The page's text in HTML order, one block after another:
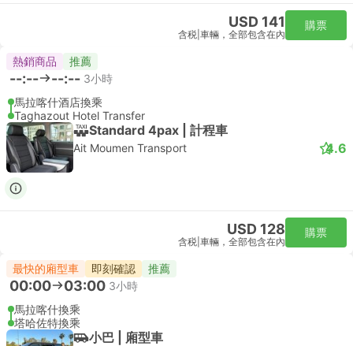
USD 141
含税 車輛，全部包含在內
購票
熱銷商品 推薦
--:-- --:-- 3小時
馬拉喀什酒店換乘
Taghazout Hotel Transfer
Standard 4pax | 計程車
Ait Moumen Transport 4.6
USD 128
含税 車輛，全部包含在內
購票
最快的廂型車 即刻確認 推薦
00:00 03:00 3小時
馬拉喀什換乘
塔哈佐特換乘
小巴 | 廂型車